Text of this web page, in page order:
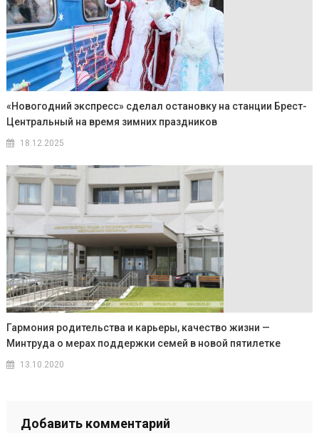
«Новогодний экспресс» сделал остановку на станции Брест-
Центральный на время зимних праздников
18.12.2025
Гармония родительства и карьеры, качество жизни —
Минтруда о мерах поддержки семей в новой пятилетке
13.10.2020
Добавить комментарий